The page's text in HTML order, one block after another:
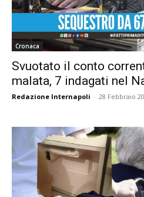
Cronaca
Svuotato il conto
malata, 7 indagati nel
Redazione Internapoli - 28 Febbraio